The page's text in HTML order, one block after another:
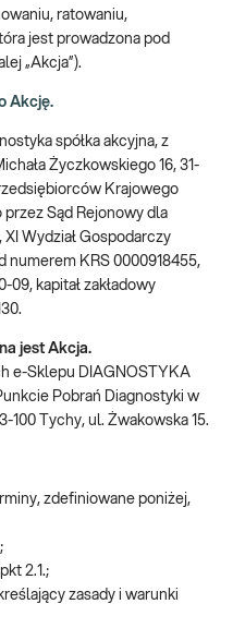
ratowaniu,
jest prowadzona pod
„Akcja”).
Akcję.
spółka akcyjna, z
Życzkowskiego 16, 31-
Krajowego
Sąd Rejonowy dla
Wydział Gospodarczy
numerem KRS 0000918455,
09, kapitał zakładowy
jest Akcja.
e-Sklepu DIAGNOSTYKA
Pobrań Diagnostyki w
100 Tychy, ul. Żwakowska 15.
zdefiniowane poniżej,
2.1.;
zasady i warunki